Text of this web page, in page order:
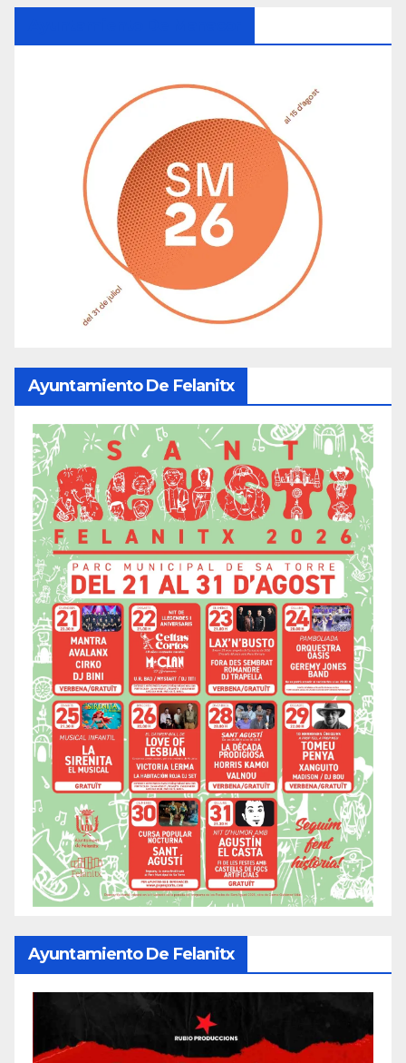
Ayuntamiento De Felanitx
Ayuntamiento De Felanitx